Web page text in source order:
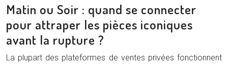
Matin ou Soir : quand se connecter
pour attraper les pièces iconiques
avant la rupture ?
La plupart des plateformes de ventes privées fonctionnent